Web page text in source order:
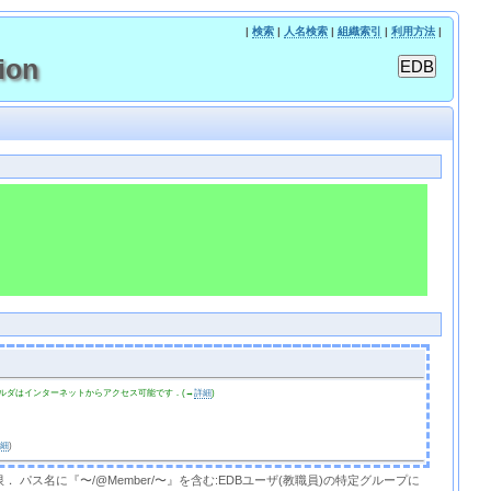
| 検索| 人名検索| 組織索引 | 利用方法|
ダはインターネットからアクセス可能です．(→詳細)
)
パス名に『〜/@Member/〜』を含む:EDBユーザ(教職員)の特定グループに